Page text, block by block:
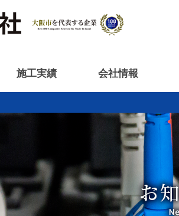
施工実績 会社情報